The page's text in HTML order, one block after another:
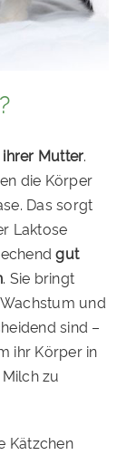
Mutter.
die Körper
Das sorgt
Laktose
gut
. Sie bringt
und
sind –
ihr Körper in
zu
Kätzchen